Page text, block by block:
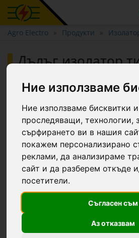
Ние използваме
Ние използваме бисквитки
проследяващи, технологии,
сърфирането ви в нашия
покажем персонализирано
реклами, да анализираме
сайт и да разберем откъде
посетители.
Съгласен съм
Аз отказвам
Agro Electro Продукти
Дълъг изолатор
M6